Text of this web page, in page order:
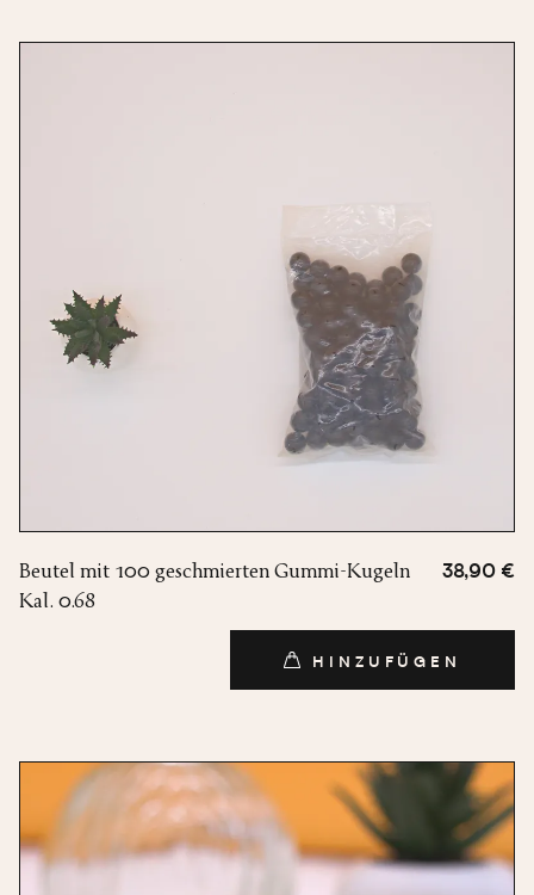
Beutel mit 100 geschmierten Gummi-Kugeln
Kal. 0.68
38,90 €
HINZUFÜGEN